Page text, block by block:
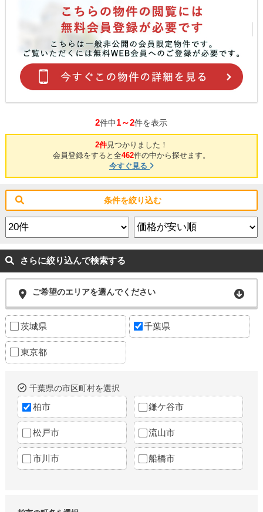
2件中1～2件を表示
2件見つかりました！
会員登録をすると全462件の中から探せます。
今すぐ見る
条件を絞り込む
さらに絞り込んで検索する
ご希望のエリアを選んでください
茨城県 千葉県
東京都
千葉県の市区町村を選択
柏市 鎌ケ谷市
松戸市 流山市
市川市 船橋市